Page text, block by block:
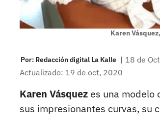
Karen
Por: Redacción digital La Kalle | 18 de
Actualizado: 19 de oct, 2020
Karen Vásquez es una modelo
sus impresionantes curvas, su